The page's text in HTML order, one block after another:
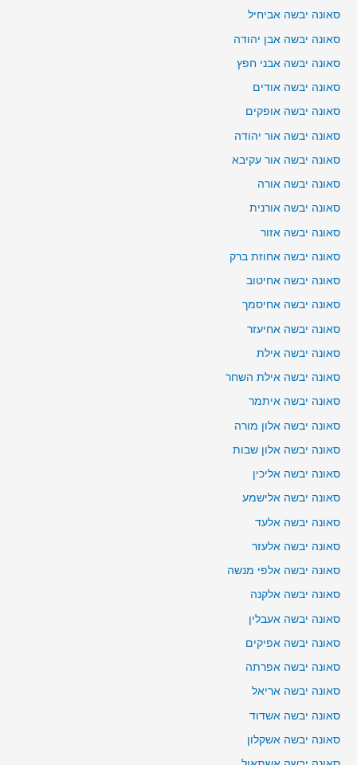
סאונה יבשה אביחיל
סאונה יבשה אבן יהודה
סאונה יבשה אבני חפץ
סאונה יבשה אודים
סאונה יבשה אופקים
סאונה יבשה אור יהודה
סאונה יבשה אור עקיבא
סאונה יבשה אורה
סאונה יבשה אורנית
סאונה יבשה אזור
סאונה יבשה אחוזת ברק
סאונה יבשה אחיטוב
סאונה יבשה אחיסמך
סאונה יבשה אחיעזר
סאונה יבשה אילת
סאונה יבשה אילת השחר
סאונה יבשה איתמר
סאונה יבשה אלון מורה
סאונה יבשה אלון שבות
סאונה יבשה אליכין
סאונה יבשה אלישמע
סאונה יבשה אלעד
סאונה יבשה אלעזר
סאונה יבשה אלפי מנשה
סאונה יבשה אלקנה
סאונה יבשה אעבלין
סאונה יבשה אפיקים
סאונה יבשה אפרתה
סאונה יבשה אריאל
סאונה יבשה אשדוד
סאונה יבשה אשקלון